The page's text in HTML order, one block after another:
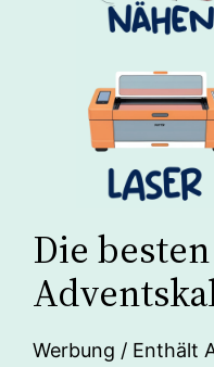
Die
Werbung / Enthält